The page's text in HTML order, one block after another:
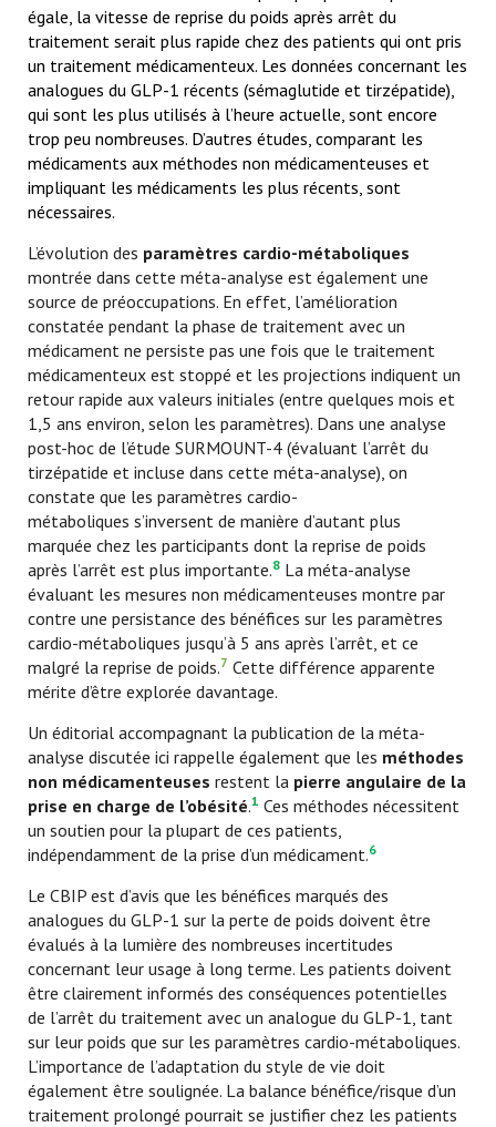
égale, la vitesse de reprise du poids après arrêt du
traitement serait plus rapide chez des patients qui ont pris
un traitement médicamenteux. Les données concernant les
analogues du GLP-1 récents (sémaglutide et tirzépatide),
qui sont les plus utilisés à l’heure actuelle, sont encore
trop peu nombreuses. D’autres études, comparant les
médicaments aux méthodes non médicamenteuses et
impliquant les médicaments les plus récents, sont
nécessaires.
L’évolution des paramètres cardio-métaboliques
montrée dans cette méta-analyse est également une
source de préoccupations. En effet, l’amélioration
constatée pendant la phase de traitement avec un
médicament ne persiste pas une fois que le traitement
médicamenteux est stoppé et les projections indiquent un
retour rapide aux valeurs initiales (entre quelques mois et
1,5 ans environ, selon les paramètres). Dans une analyse
post-hoc de l’étude SURMOUNT-4 (évaluant l’arrêt du
tirzépatide et incluse dans cette méta-analyse), on
constate que les paramètres cardio-
métaboliques s’inversent de manière d’autant plus
marquée chez les participants dont la reprise de poids
après l’arrêt est plus importante.8 La méta-analyse
évaluant les mesures non médicamenteuses montre par
contre une persistance des bénéfices sur les paramètres
cardio-métaboliques jusqu’à 5 ans après l’arrêt, et ce
malgré la reprise de poids.7 Cette différence apparente
mérite d’être explorée davantage.
Un éditorial accompagnant la publication de la méta-
analyse discutée ici rappelle également que les méthodes
non médicamenteuses restent la pierre angulaire de la
prise en charge de l’obésité.1 Ces méthodes nécessitent
un soutien pour la plupart de ces patients,
indépendamment de la prise d’un médicament.6
Le CBIP est d’avis que les bénéfices marqués des
analogues du GLP-1 sur la perte de poids doivent être
évalués à la lumière des nombreuses incertitudes
concernant leur usage à long terme. Les patients doivent
être clairement informés des conséquences potentielles
de l’arrêt du traitement avec un analogue du GLP-1, tant
sur leur poids que sur les paramètres cardio-métaboliques.
L’importance de l’adaptation du style de vie doit
également être soulignée. La balance bénéfice/risque d’un
traitement prolongé pourrait se justifier chez les patients